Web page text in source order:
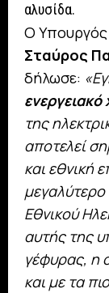
αλυσίδα.
Ο Υπουργός
Σταύρος
δήλωσε:
της
αποτελεί
και εθνική
Εθνικού
αυτής της
γέφυρας, η
και με τα